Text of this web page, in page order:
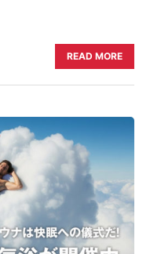
READ MORE